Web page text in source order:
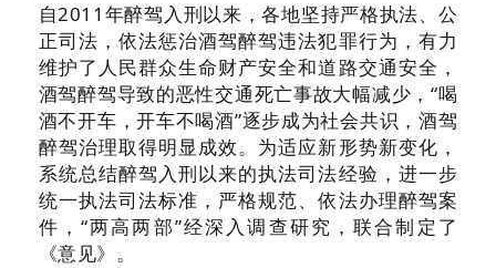
自2011年醉驾入刑以来，各地坚持严格执法、公
正司法，依法惩治酒驾醉驾违法犯罪行为，有力
维护了人民群众生命财产安全和道路交通安全，
酒驾醉驾导致的恶性交通死亡事故大幅减少，“喝
酒不开车，开车不喝酒”逐步成为社会共识，酒驾
醉驾治理取得明显成效。为适应新形势新变化，
系统总结醉驾入刑以来的执法司法经验，进一步
统一执法司法标准，严格规范、依法办理醉驾案
件，“两高两部”经深入调查研究，联合制定了
《意见》。